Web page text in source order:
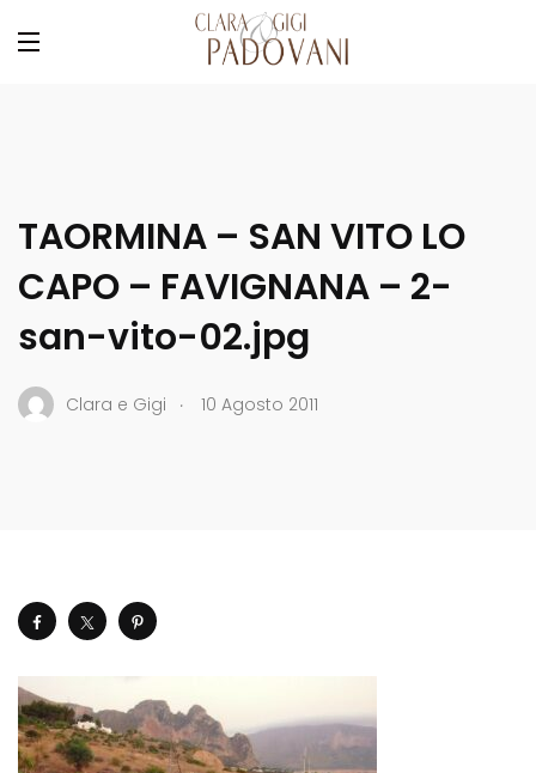
TAORMINA – SAN VITO LO
CAPO – FAVIGNANA – 2-
san-vito-02.jpg
Clara e Gigi . 10 Agosto 2011